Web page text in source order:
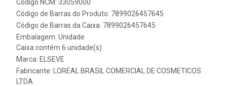
Código NCM: 33059000
Código de Barras do Produto: 7899026457645
Código de Barras da Caixa: 7899026457645
Embalagem: Unidade
Caixa contém 6 unidade(s)
Marca: ELSEVE
Fabricante:
LOREAL BRASIL COMERCIAL DE COSMETICOS
LTDA